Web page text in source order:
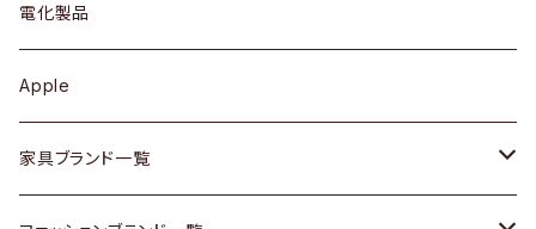
キュリオケース / 飾り棚
カップボード / 食器棚
チェスト
ワンピース
ボトムス
靴
ケトル / ティーポット
鍋 / フライパン
Vintage / ヴィンテージ
ギター
ベース
その他楽器
電化製品
Apple
家具ブランド一覧